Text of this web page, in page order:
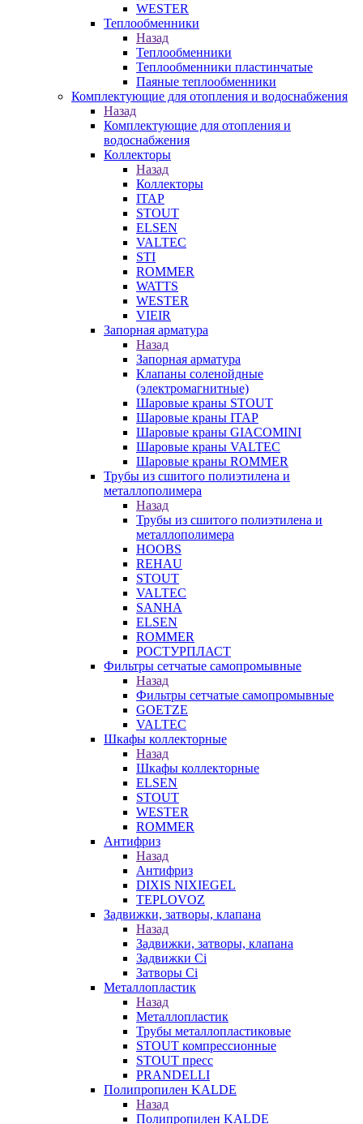
WESTER
Теплообменники
Назад
Теплообменники
Теплообменники пластинчатые
Паяные теплообменники
Комплектующие для отопления и водоснабжения
Назад
Комплектующие для отопления и
водоснабжения
Коллекторы
Назад
Коллекторы
ITAP
STOUT
ELSEN
VALTEC
STI
ROMMER
WATTS
WESTER
VIEIR
Запорная арматура
Назад
Запорная арматура
Клапаны соленойдные
(электромагнитные)
Шаровые краны STOUT
Шаровые краны ITAP
Шаровые краны GIACOMINI
Шаровые краны VALTEC
Шаровые краны ROMMER
Трубы из сшитого полиэтилена и
металлополимера
Назад
Трубы из сшитого полиэтилена и
металлополимера
HOOBS
REHAU
STOUT
VALTEC
SANHA
ELSEN
ROMMER
РОСТУРПЛАСТ
Фильтры сетчатые самопромывные
Назад
Фильтры сетчатые самопромывные
GOETZE
VALTEC
Шкафы коллекторные
Назад
Шкафы коллекторные
ELSEN
STOUT
WESTER
ROMMER
Антифриз
Назад
Антифриз
DIXIS NIXIEGEL
TEPLOVOZ
Задвижки, затворы, клапана
Назад
Задвижки, затворы, клапана
Задвижки Ci
Затворы Ci
Металлопластик
Назад
Металлопластик
Трубы металлопластиковые
STOUT компрессионные
STOUT пресс
PRANDELLI
Полипропилен KALDE
Назад
Полипропилен KALDE